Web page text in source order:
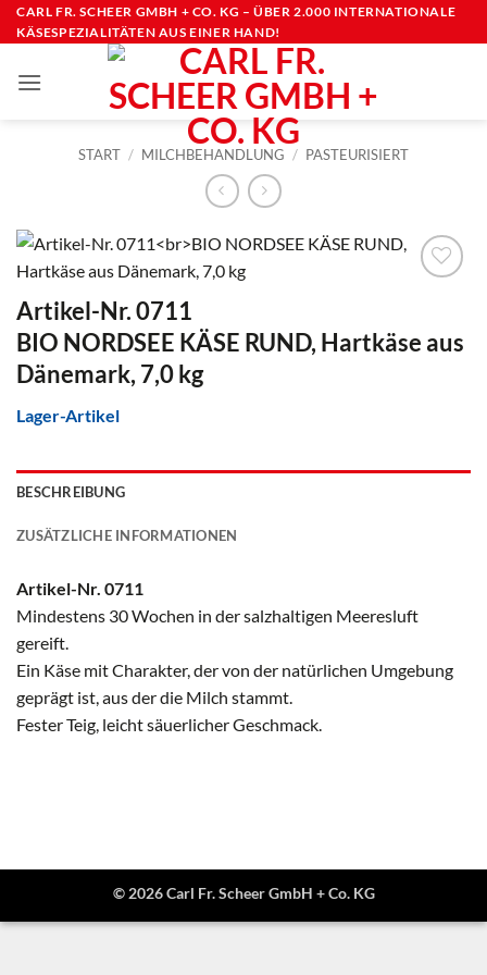
Zum
Inhalt
CARL FR. SCHEER GMBH + CO. KG – ÜBER 2.000 INTERNATIONALE
KÄSESPEZIALITÄTEN AUS EINER HAND!
START / MILCHBEHANDLUNG / PASTEURISIERT
Artikel-Nr. 0711
BIO NORDSEE KÄSE RUND, Hartkäse aus
Dänemark, 7,0 kg
Lager-Artikel
BESCHREIBUNG
ZUSÄTZLICHE INFORMATIONEN
Artikel-Nr. 0711
Mindestens 30 Wochen in der salzhaltigen Meeresluft
gereift.
Ein Käse mit Charakter, der von der natürlichen Umgebung
geprägt ist, aus der die Milch stammt.
Fester Teig, leicht säuerlicher Geschmack.
© 2026 Carl Fr. Scheer GmbH + Co. KG